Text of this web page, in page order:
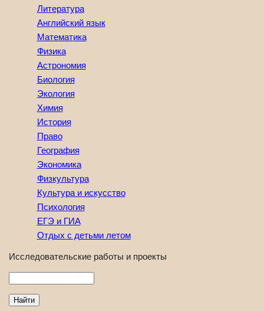
Литература
Английский язык
Математика
Физика
Астрономия
Биология
Экология
Химия
История
Право
География
Экономика
Физкультура
Культура и искусство
Психология
ЕГЭ и ГИА
Отдых с детьми летом
Исследовательские работы и проекты